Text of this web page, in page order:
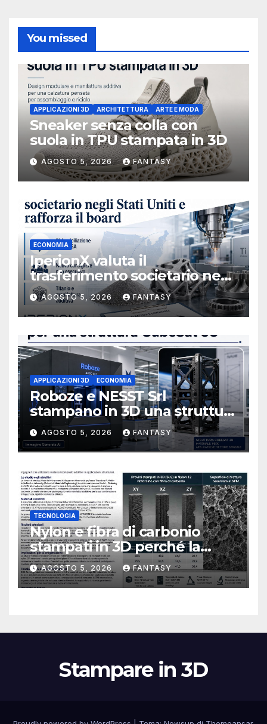
You missed
APPLICAZIONI 3D ARCHITETTURA ARTE E MODA
Sneaker senza colla con
suola in TPU stampata in 3D
AGOSTO 5, 2026 FANTASY
ECONOMIA
IperionX valuta il
trasferimento societario negli
Stati Uniti e rafforza il board,
ha nominato Michael J.
Loparco amministratore
indipendente non esecutivo
AGOSTO 5, 2026 FANTASY
APPLICAZIONI 3D ECONOMIA
Roboze e NESST Srl
stampano in 3D una struttura
CubeSat 3U in Carbon PEEK
AGOSTO 5, 2026 FANTASY
TECNOLOGIA
Nylon e fibra di carbonio
stampati in 3D perché la
resistenza agli urti dipende
dal processo
AGOSTO 5, 2026 FANTASY
Stampare in 3D